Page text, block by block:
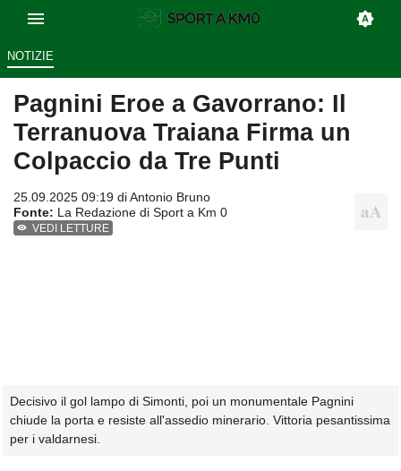
NOTIZIE
Pagnini Eroe a Gavorrano: Il
Terranuova Traiana Firma un
Colpaccio da Tre Punti
25.09.2025 09:19 diAntonio Bruno
Fonte: La Redazione di Sport a Km 0
VEDI LETTURE
Decisivo il gol lampo di Simonti, poi un monumentale Pagnini
chiude la porta e resiste all'assedio minerario. Vittoria pesantissima
per i valdarnesi.